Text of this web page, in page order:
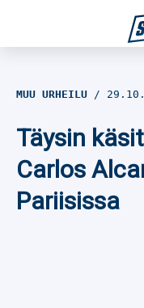
Jalkapallo
Yleisurheilu
MUU URHEILU
Täysin
Carlos
Pariisissa